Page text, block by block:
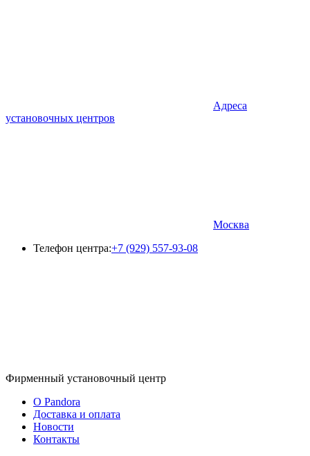
Адреса
установочных центров
Москва
Телефон центра:+7 (929) 557-93-08
Фирменный установочный центр
O Pandora
Доставка и оплата
Новости
Контакты